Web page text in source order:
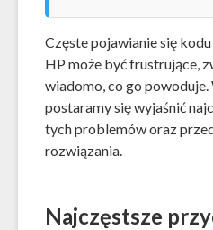
Częste pojawianie się
HP może być frustrujące,
wiadomo, co go
postaramy się wyjaśnić
tych problemów oraz
rozwiązania.
Najczęstsze